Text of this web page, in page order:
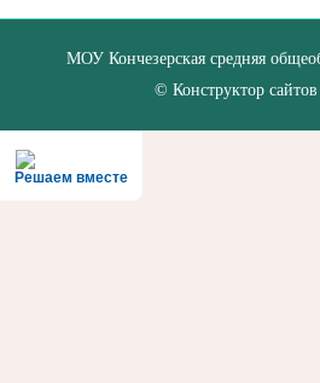
МОУ Кончезерская средняя
© Конструктор сайтов
Решаем вместе